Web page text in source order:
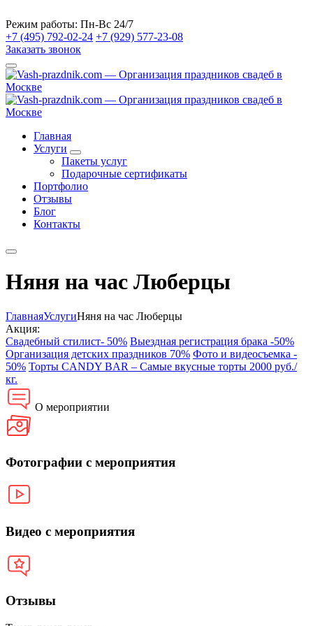
Режим работы: Пн-Вс 24/7
+7 (495) 792-02-24 +7 (929) 577-23-08
Заказать звонок
Главная
Услуги
Пакеты услуг
Подарочные сертификаты
Портфолио
Отзывы
Блог
Контакты
Няня на час Люберцы
ГлавнаяУслугиНяня на час Люберцы
Акция:
Свадебный стилист- 50% Выездная регистрация брака -50%
Организация детских праздников 70% Фото и видеосъемка -
50% Торты CANDY BAR – Самые вкусные торты 2000 руб./
кг.
О мероприятии
Фотографии с мероприятия
Видео с мероприятия
Отзывы